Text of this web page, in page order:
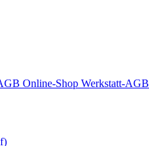
Online-Shop Werkstatt-AGB